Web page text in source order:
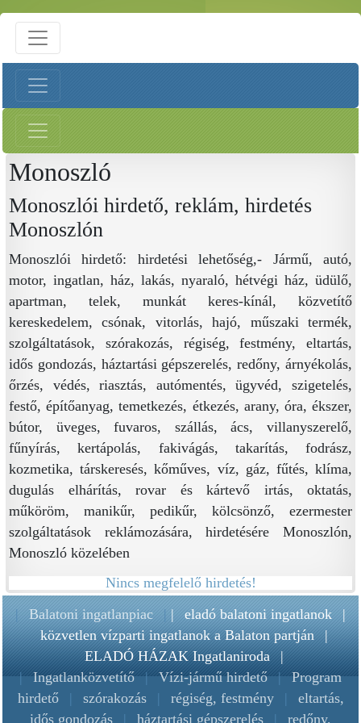
Monoszló
Monoszlói hirdető, reklám, hirdetés
Monoszlón
Monoszlói hirdető: hirdetési lehetőség,- Jármű, autó,
motor, ingatlan, ház, lakás, nyaraló, hétvégi ház, üdülő,
apartman, telek, munkát keres-kínál, közvetítő
kereskedelem, csónak, vitorlás, hajó, műszaki termék,
szolgáltatások, szórakozás, régiség, festmény, eltartás,
idős gondozás, háztartási gépszerelés, redőny, árnyékolás,
őrzés, védés, riasztás, autómentés, ügyvéd, szigetelés,
festő, építőanyag, temetkezés, étkezés, arany, óra, ékszer,
bútor, üveges, fuvaros, szállás, ács, villanyszerelő,
fűnyírás, kertápolás, fakivágás, takarítás, fodrász,
kozmetika, társkeresés, kőműves, víz, gáz, fűtés, klíma,
dugulás elhárítás, rovar és kártevő irtás, oktatás,
műköröm, manikűr, pedikűr, kölcsönző, ezermester
szolgáltatások reklámozására, hirdetésére Monoszlón,
Monoszló közelében
Nincs megfelelő hirdetés!
| Balatoni ingatlanpiac || eladó balatoni ingatlanok |
közvetlen vízparti ingatlanok a Balaton partján |
ELADÓ HÁZAK Ingatlaniroda |
| Ingatlanközvetítő | Vízi-jármű hirdető | Program
hirdető
| szórakozás | régiség, festmény |
eltartás,
idős gondozás
| háztartási gépszerelés | redőny,